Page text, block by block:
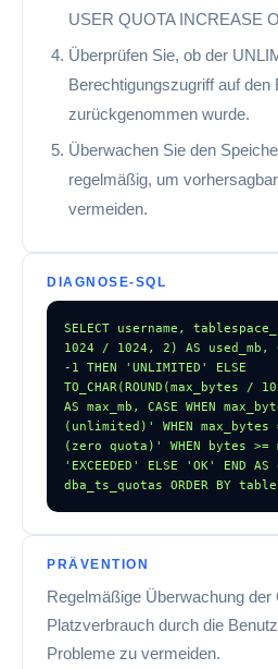
USER QUOTA INCREASE
Überprüfen Sie, ob der
Berechtigungszugriff auf den
zurückgenommen wurde.
Überwachen Sie den
regelmäßig, um
vermeiden.
DIAGNOSE-SQL
SELECT username,
1024 / 1024, 2) AS used_mb,
-1 THEN 'UNLIMITED' ELSE
TO_CHAR(ROUND(max_bytes
AS max_mb, CASE WHEN
(unlimited)' WHEN max_bytes =
(zero quota)' WHEN bytes >=
'EXCEEDED' ELSE 'OK' END
dba_ts_quotas ORDER BY
PRÄVENTION
Regelmäßige Überwachung der
Platzverbrauch durch die
Probleme zu vermeiden.